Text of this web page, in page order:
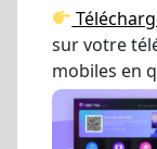
sur votre
mobiles en